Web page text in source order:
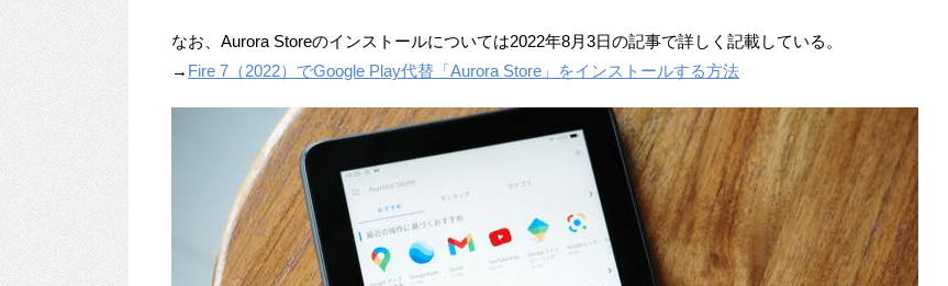
なお、Aurora Storeのインストールについては2022年8月3日の記事で詳しく記載している。
→ Fire 7（2022）でGoogle Play代替「Aurora Store」をインストールする方法